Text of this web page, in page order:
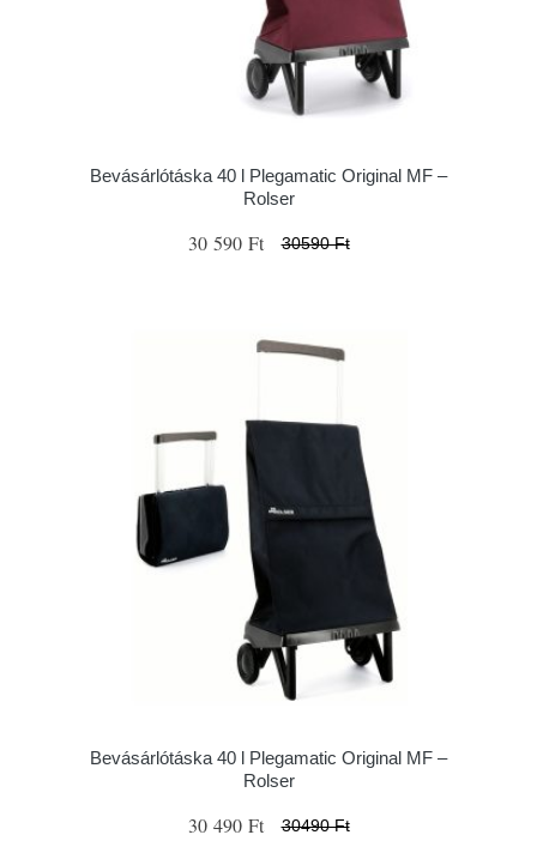
Bevásárlótáska 40 l Plegamatic Original MF –
Rolser
30 590 Ft 30590 Ft
Bevásárlótáska 40 l Plegamatic Original MF –
Rolser
30 490 Ft 30490 Ft